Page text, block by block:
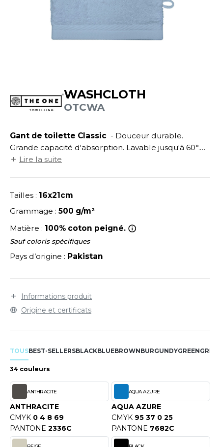
DE SERIE
DE MAISON
IN EUROPE
LABEL / TEAR AWAY
SHOPPING
VETEMENTS
YOUR BRAND
SI ON L'APPELAIT FRANCIS
BY PROMODORO
ROW
OF THE LOOM
OF THE LOOM VINTAGE
- BLANKS
VERTS
DE LA MER
ECORESPONSABLE
FIN DE SÉRIE
WASHCLOTH
OTCWA
Gant de toilette Classic
Grande capacité d'absorption. Lavable jusqu'à 60°.
Boucle de suspension.
Lire la suite
Tailles : 16x21cm
Grammage : 500 g/m²
Matière : 100% coton peigné.
Sauf coloris spécifiques
Pays d’origine : Pakistan
Informations produit
Origine et certificats
TOUSBEST-SELLERSBLACKBLUEBROWNBURGUNDYGREENGREY
34 couleurs
ANTHRACITE
ANTHRACITE
CMYK 0 4 8 69
PANTONE 2336C
AQUA AZURE
AQUA AZURE
CMYK 95 37 0 25
PANTONE 7682C